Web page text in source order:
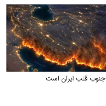
جنوب قلب ایران است